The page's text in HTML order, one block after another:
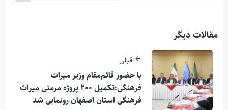
مقالات دیگر
قبلی
با حضور قائم‌مقام وزیر میراث
فرهنگی:تکمیل ۲۰۰ پروژه مرمتی میراث
فرهنگی استان اصفهان رونمایی شد